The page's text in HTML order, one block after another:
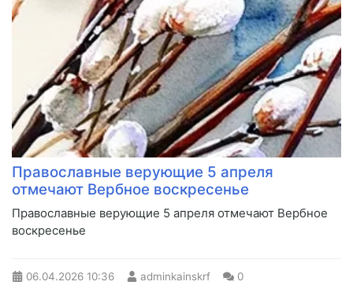
Православные верующие 5 апреля
отмечают Вербное воскресенье
Православные верующие 5 апреля отмечают Вербное
воскресенье
06.04.2026 10:36 adminkainskrf 0